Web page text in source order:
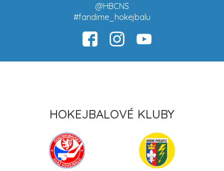
@HBCNS
#fandime_hokejbalu
HOKEJBALOVÉ KLUBY